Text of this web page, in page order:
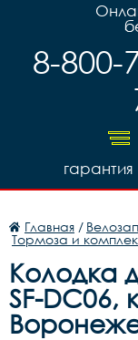
8-800-
гарантия
Главная /
Тормоза и
Колодка
SF-DC06,